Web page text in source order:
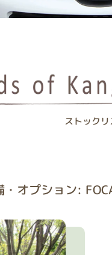
ストックリ
・オプション: